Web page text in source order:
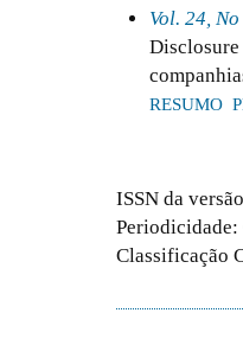
Vol. 24,
Disclosure
RESUMO
ISSN da
Classificação